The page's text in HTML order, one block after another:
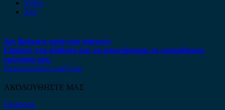
Volvo
Xev
Δεν βρήκατε αυτό που ψάχνετε;
Είμαστε στη διάθεση σας να απαντήσουμε σε οποιαδήποτε
ερώτηση σας.
Επικοινωνήστε μαζί μας
ΑΚΟΛΟΥΘΗΣΤΕ ΜΑΣ
Facebook